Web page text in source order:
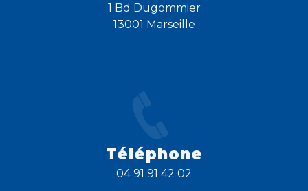
1 Bd Dugommier
13001 Marseille
Téléphone
04 91 91 42 02